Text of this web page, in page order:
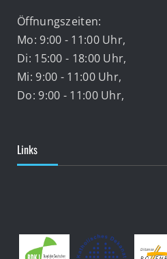
Öffnungszeiten:
Mo: 9:00 - 11:00 Uhr,
Di: 15:00 - 18:00 Uhr,
Mi: 9:00 - 11:00 Uhr,
Do: 9:00 - 11:00 Uhr,
Links